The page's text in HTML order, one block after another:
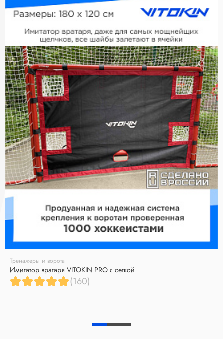
Тренажеры и ворота
Имитатор вратаря VITOKIN PRO с сеткой
(160)